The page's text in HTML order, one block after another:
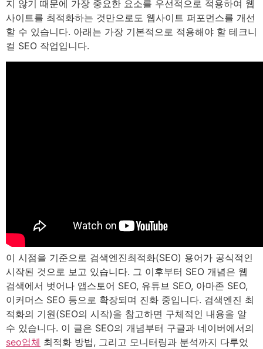
지 않기 때문에 가장 중요한 요소를 우선적으로 적용하여 웹
사이트를 최적화하는 것만으로도 웹사이트 퍼포먼스를 개선
할 수 있습니다. 아래는 가장 기본적으로 적용해야 할 테크니
컬 SEO 작업입니다.
이 시점을 기준으로 검색엔진최적화(SEO) 용어가 공식적인
시작된 것으로 보고 있습니다. 그 이후부터 SEO 개념은 웹
검색에서 벗어나 앱스토어 SEO, 유튜브 SEO, 아마존 SEO,
이커머스 SEO 등으로 확장되며 진화 중입니다. 검색엔진 최
적화의 기원(SEO의 시작)을 참고하면 구체적인 내용을 알
수 있습니다. 이 글은 SEO의 개념부터 구글과 네이버에서의
seo업체 최적화 방법, 그리고 모니터링과 분석까지 다루었